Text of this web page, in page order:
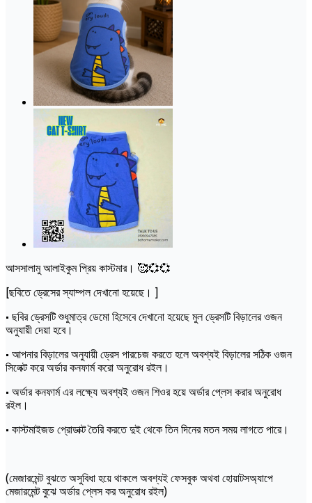
আসসালামু আলাইকুম প্রিয় কাস্টমার। 🥰💞💞
[ছবিতে ড্রেসের স্যাম্পল দেখানো হয়েছে। ]
• ছবির ড্রেসটি শুধুমাত্র ডেমো হিসেবে দেখানো হয়েছে মুল ড্রেসটি বিড়ালের ওজন
অনুযায়ী দেয়া হবে।
• আপনার বিড়ালের অনুযায়ী ড্রেস পারচেজ করতে হলে অবশ্যই বিড়ালের সঠিক ওজন
সিলেক্ট করে অর্ডার কনফার্ম করো অনুরোধ রইল।
• অর্ডার কনফার্ম এর লক্ষ্যে অবশ্যই ওজন শিওর হয়ে অর্ডার প্লেস করার অনুরোধ
রইল।
• কাস্টমাইজড প্রোডাক্ট তৈরি করতে দুই থেকে তিন দিনের মতন সময় লাগতে পারে।
(মেজারমেন্ট বুঝতে অসুবিধা হয়ে থাকলে অবশ্যই ফেসবুক অথবা হোয়াটসঅ্যাপে
মেজারমেন্ট বুঝে অর্ডার প্লেস কর অনুরোধ রইল)